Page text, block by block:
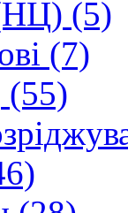
(5)
(7)
(55)